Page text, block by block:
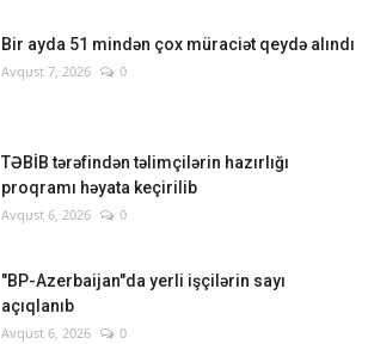
Bir ayda 51 mindən çox müraciət qeydə alındı
Avqust 7, 2026 0
TƏBİB tərəfindən təlimçilərin hazırlığı
proqramı həyata keçirilib
Avqust 6, 2026 0
"BP-Azerbaijan"da yerli işçilərin sayı
açıqlanıb
Avqust 6, 2026 0